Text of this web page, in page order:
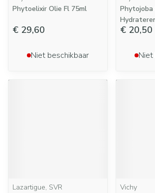
Phytoelixir Olie Fl 75ml
€ 29,60
Niet beschikbaar
Phytojoba
€ 20,50
Niet
Lazartigue, SVR
Vichy